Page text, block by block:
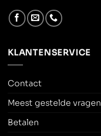
KLANTENSERVICE
Contact
Meest gestelde vragen
Betalen